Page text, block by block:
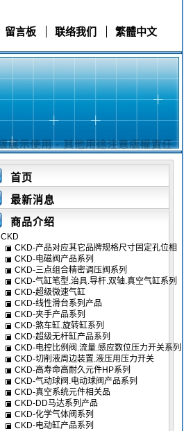
留言板 联络我们 繁體中文
首页
最新消息
商品介绍
CKD
CKD-产品对应其它品牌规格尺寸固定孔位相
同
CKD-电磁阀产品系列
CKD-三点组合精密调压阀系列
CKD-气缸笔型.治具.导杆.双轴.真空气缸系列
产品
CKD-超级微速气缸
CKD-线性滑台系列产品
CKD-夹手产品系列
CKD-煞车缸.旋转缸系列
CKD-超级无杆缸产品系列
CKD-电控比例阀.流量.感应数位压力开关系列
产品
CKD-切削液周边装置.液压用压力开关
CKD-高寿命高耐久元件HP系列
CKD-气动球阀.电动球阀产品系列
CKD-真空系统元件相关品
CKD-DD马达系列产品
CKD-化学气体阀系列
CKD-电动缸产品系列